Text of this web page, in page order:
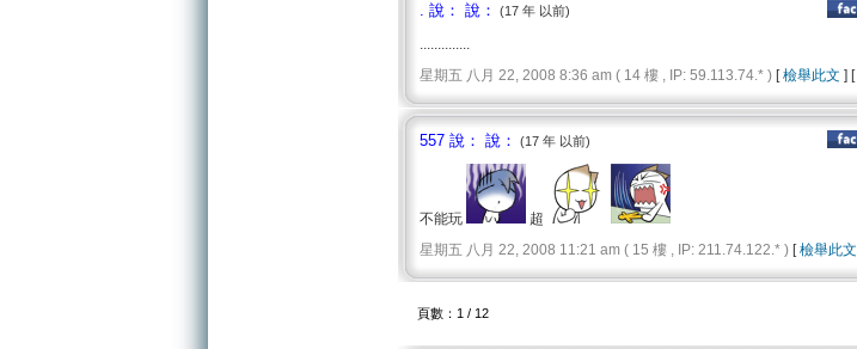
. 說： 說： (17 年 以前)
..............
星期五 八月 22, 2008 8:36 am ( 14 樓 , IP: 59.113.74.* ) [檢舉此文 ] [
557 說： 說： (17 年 以前)
不能玩
超
星期五 八月 22, 2008 11:21 am ( 15 樓 , IP: 211.74.122.* ) [檢舉此文
頁數：1 / 12